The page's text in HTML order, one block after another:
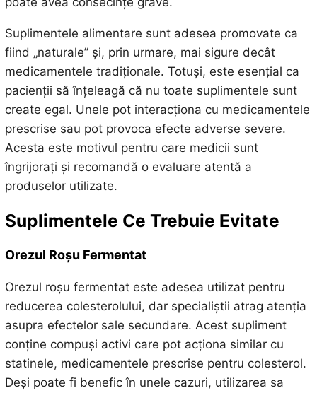
Suplimentele alimentare sunt adesea promovate ca
fiind „naturale” și, prin urmare, mai sigure decât
medicamentele tradiționale. Totuși, este esențial ca
pacienții să înțeleagă că nu toate suplimentele sunt
create egal. Unele pot interacționa cu medicamentele
prescrise sau pot provoca efecte adverse severe.
Acesta este motivul pentru care medicii sunt
îngrijorați și recomandă o evaluare atentă a
produselor utilizate.
Suplimentele Ce Trebuie Evitate
Orezul Roșu Fermentat
Orezul roșu fermentat este adesea utilizat pentru
reducerea colesterolului, dar specialiștii atrag atenția
asupra efectelor sale secundare. Acest supliment
conține compuși activi care pot acționa similar cu
statinele, medicamentele prescrise pentru colesterol.
Deși poate fi benefic în unele cazuri, utilizarea sa